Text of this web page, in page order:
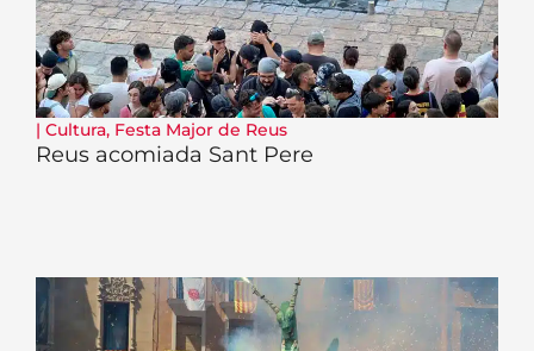
| Cultura, Festa Major de Reus
Reus acomiada Sant Pere